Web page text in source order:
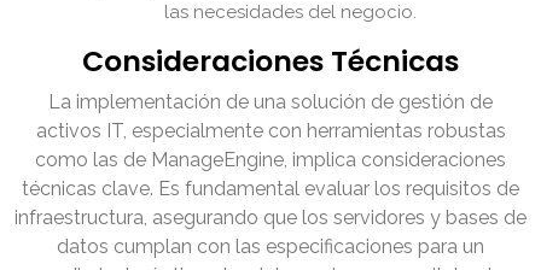
las necesidades del negocio.
Consideraciones Técnicas
La implementación de una solución de gestión de
activos IT, especialmente con herramientas robustas
como las de ManageEngine, implica consideraciones
técnicas clave. Es fundamental evaluar los requisitos de
infraestructura, asegurando que los servidores y bases de
datos cumplan con las especificaciones para un